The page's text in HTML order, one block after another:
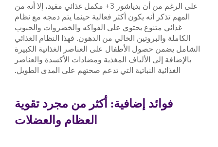
على الرغم من أن بدياشور 3+ مكمل غذائي مفيد، إلا أنه من
المهم تذكر أنه يكون أكثر فعالية حينما يتم دمجه مع نظام
غذائي متنوع يحتوي على الفواكه والخضروات والحبوب
الكاملة والبروتين الخالي من الدهون. فهذا النظام الغذائي
الشامل يضمن حصول الأطفال على العناصر الغذائية الكبيرة
بالإضافة إلى الألياف المغذية ومضادات الأكسدة والعناصر
الغذائية النباتية التي تدعم صحتهم على المدى الطويل.
فوائد إضافية: أكثر من مجرد تقوية
العظام والعضلات